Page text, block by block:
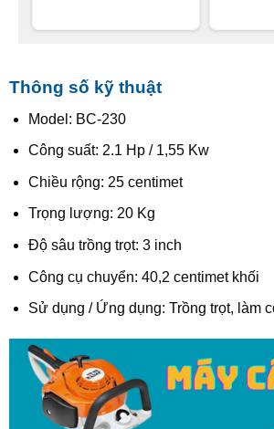
Thông số kỹ thuật
Model: BC-230
Công suất: 2.1 Hp / 1,55 Kw
Chiều rộng: 25 centimet
Trọng lượng: 20 Kg
Độ sâu trồng trọt: 3 inch
Công cụ chuyển: 40,2 centimet khối
Sử dụng / Ứng dụng: Trồng trọt, làm